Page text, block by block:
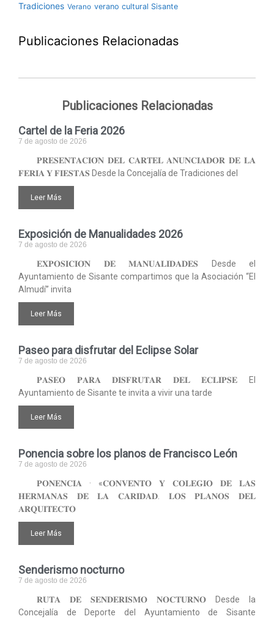
Tradiciones Verano verano cultural Sisante
Publicaciones Relacionadas
Publicaciones Relacionadas
Cartel de la Feria 2026
7 de agosto de 2026
𝐏𝐑𝐄𝐒𝐄𝐍𝐓𝐀𝐂𝐈𝐎́𝐍 𝐃𝐄𝐋 𝐂𝐀𝐑𝐓𝐄𝐋 𝐀𝐍𝐔𝐍𝐂𝐈𝐀𝐃𝐎𝐑 𝐃𝐄 𝐋𝐀
𝐅𝐄𝐑𝐈𝐀 𝐘 𝐅𝐈𝐄𝐒𝐓𝐀𝐒 Desde la Concejalía de Tradiciones del
Leer Más
Exposición de Manualidades 2026
7 de agosto de 2026
𝐄𝐗𝐏𝐎𝐒𝐈𝐂𝐈𝐎́𝐍 𝐃𝐄 𝐌𝐀𝐍𝐔𝐀𝐋𝐈𝐃𝐀𝐃𝐄𝐒 Desde el
Ayuntamiento de Sisante compartimos que la Asociación “El
Almudí” invita
Leer Más
Paseo para disfrutar del Eclipse Solar
7 de agosto de 2026
𝐏𝐀𝐒𝐄𝐎 𝐏𝐀𝐑𝐀 𝐃𝐈𝐒𝐅𝐑𝐔𝐓𝐀𝐑 𝐃𝐄𝐋 𝐄𝐂𝐋𝐈𝐏𝐒𝐄 El
Ayuntamiento de Sisante te invita a vivir una tarde
Leer Más
Ponencia sobre los planos de Francisco León
7 de agosto de 2026
𝐏𝐎𝐍𝐄𝐍𝐂𝐈𝐀 · «𝐂𝐎𝐍𝐕𝐄𝐍𝐓𝐎 𝐘 𝐂𝐎𝐋𝐄𝐆𝐈𝐎 𝐃𝐄 𝐋𝐀𝐒
𝐇𝐄𝐑𝐌𝐀𝐍𝐀𝐒 𝐃𝐄 𝐋𝐀 𝐂𝐀𝐑𝐈𝐃𝐀𝐃. 𝐋𝐎𝐒 𝐏𝐋𝐀𝐍𝐎𝐒 𝐃𝐄𝐋
𝐀𝐑𝐐𝐔𝐈𝐓𝐄𝐂𝐓𝐎
Leer Más
Senderismo nocturno
7 de agosto de 2026
𝐑𝐔𝐓𝐀 𝐃𝐄 𝐒𝐄𝐍𝐃𝐄𝐑𝐈𝐒𝐌𝐎 𝐍𝐎𝐂𝐓𝐔𝐑𝐍𝐎 Desde la
Concejalía de Deporte del Ayuntamiento de Sisante